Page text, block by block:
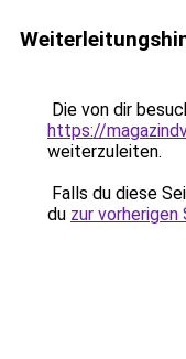
Die von dir
https://
weiterzuleiten.
Falls du diese
du zur